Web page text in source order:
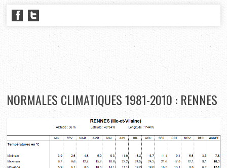
NORMALES CLIMATIQUES 1981-2010 : RENNES